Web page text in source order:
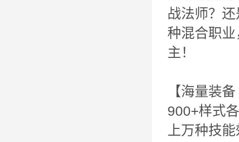
战法师？
种混合职
主！
【海量装
900+样式
上万种技